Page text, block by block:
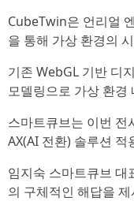
CubeTwin은 언리얼
을 통해 가상 환경의
기존 WebGL 기반 디
모델링으로 가상 환경
스마트큐브는 이번 전
AX(AI 전환) 솔루션
임지숙 스마트큐브 대
의 구체적인 해답을